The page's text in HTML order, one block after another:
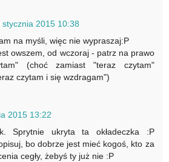
stycznia 2015 10:38
na myśli, więc nie wypraszaj:P
owszem, od wczoraj - patrz na prawo
(choć zamiast "teraz czytam"
czytam i się wzdragam")
2015 13:22
Sprytnie ukryta ta okładeczka :P
bo dobrze jest mieć kogoś, kto za
cegły, żebyś ty już nie :P